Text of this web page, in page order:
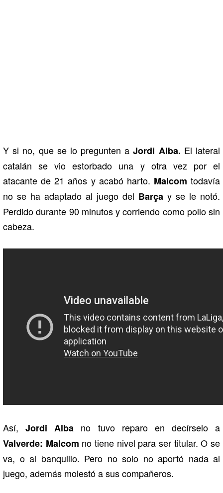
Y si no, que se lo pregunten aJordi Alba. El lateral
catalán se vio estorbado una y otra vez por el
atacante de 21 años y acabó harto. Malcom todavía
no se ha adaptado al juego del Barça y se le notó.
Perdido durante 90 minutos y corriendo como pollo sin
cabeza.
Así,Jordi Alba no tuvo reparo en decírselo a
Valverde: Malcom no tiene nivel para ser titular. O se
va, o al banquillo. Pero no solo no aportó nada al
juego, además molestó a sus compañeros.